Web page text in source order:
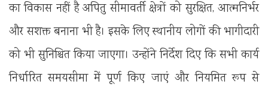
का विकास नहीं है अपितु सीमावर्ती क्षेत्रों को सुरक्षित, आत्मनिर्भर
और सशक्त बनाना भी है। इसके लिए स्थानीय लोगों की भागीदारी
को भी सुनिश्चित किया जाएगा। उन्होंने निर्देश दिए कि सभी कार्य
निर्धारित समयसीमा में पूर्ण किए जाएं और नियमित रूप से